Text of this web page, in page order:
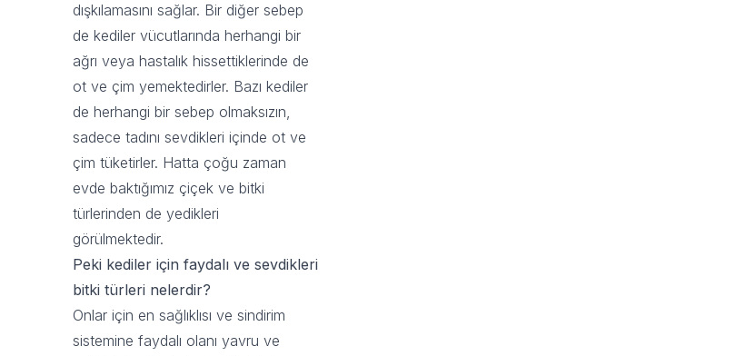
dışkılamasını sağlar. Bir diğer sebep
de kediler vücutlarında herhangi bir
ağrı veya hastalık hissettiklerinde de
ot ve çim yemektedirler. Bazı kediler
de herhangi bir sebep olmaksızın,
sadece tadını sevdikleri içinde ot ve
çim tüketirler. Hatta çoğu zaman
evde baktığımız çiçek ve bitki
türlerinden de yedikleri
görülmektedir.
Peki kediler için faydalı ve sevdikleri
bitki türleri nelerdir?
Onlar için en sağlıklısı ve sindirim
sistemine faydalı olanı yavru ve